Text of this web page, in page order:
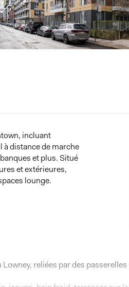
incluant
distance de marche
et plus. Situé
et extérieures,
lounge.
reliées par des passerelles